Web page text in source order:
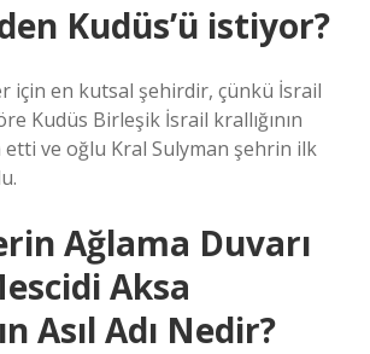
Kudüs’ü istiyor?
için en kutsal şehirdir, çünkü İsrail
Kudüs Birleşik İsrail krallığının
ve oğlu Kral Sulyman şehrin ilk
Ağlama Duvarı
Aksa
Asıl Adı Nedir?